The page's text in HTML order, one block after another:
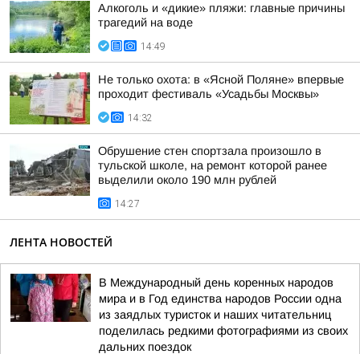
Алкоголь и «дикие» пляжи: главные причины
трагедий на воде
14:49
Не только охота: в «Ясной Поляне» впервые
проходит фестиваль «Усадьбы Москвы»
14:32
Обрушение стен спортзала произошло в
тульской школе, на ремонт которой ранее
выделили около 190 млн рублей
14:27
ЛЕНТА НОВОСТЕЙ
В Международный день коренных народов
мира и в Год единства народов России одна
из заядлых туристок и наших читательниц
поделилась редкими фотографиями из своих
дальних поездок